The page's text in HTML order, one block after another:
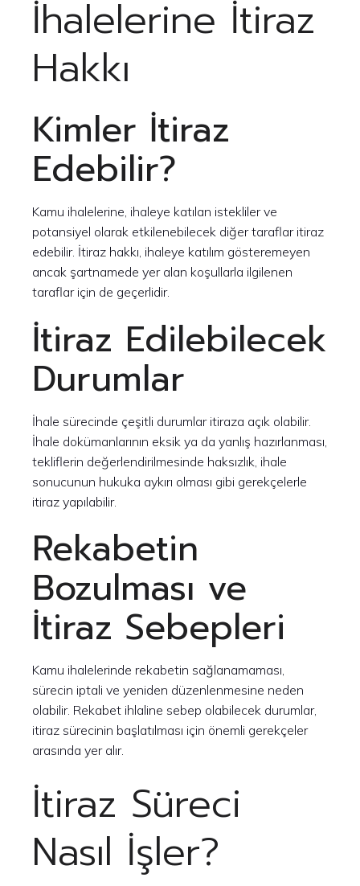
İhalelerine İtiraz
Hakkı
Kimler İtiraz
Edebilir?
Kamu ihalelerine, ihaleye katılan istekliler ve
potansiyel olarak etkilenebilecek diğer taraflar itiraz
edebilir. İtiraz hakkı, ihaleye katılım gösteremeyen
ancak şartnamede yer alan koşullarla ilgilenen
taraflar için de geçerlidir.
İtiraz Edilebilecek
Durumlar
İhale sürecinde çeşitli durumlar itiraza açık olabilir.
İhale dokümanlarının eksik ya da yanlış hazırlanması,
tekliflerin değerlendirilmesinde haksızlık, ihale
sonucunun hukuka aykırı olması gibi gerekçelerle
itiraz yapılabilir.
Rekabetin
Bozulması ve
İtiraz Sebepleri
Kamu ihalelerinde rekabetin sağlanamaması,
sürecin iptali ve yeniden düzenlenmesine neden
olabilir. Rekabet ihlaline sebep olabilecek durumlar,
itiraz sürecinin başlatılması için önemli gerekçeler
arasında yer alır.
İtiraz Süreci
Nasıl İşler?